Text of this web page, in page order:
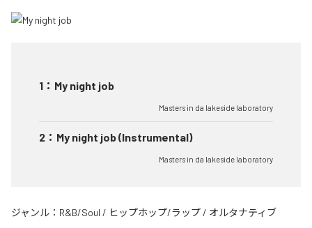
1 ： My night job
Masters in da lakeside laboratory
2 ： My night job (Instrumental)
Masters in da lakeside laboratory
ジャンル： R&B/Soul / ヒップホップ/ラップ / オルタナティブ